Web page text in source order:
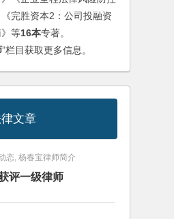
完胜资本2：公司投融资
等16本专著。
”栏目获取更多信息。
文章
态, 杨春宝律师简介
评一级律师